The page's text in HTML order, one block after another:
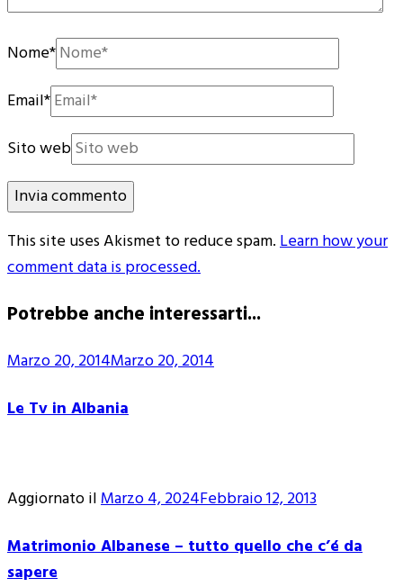
Nome*
Email*
Sito web
This site uses Akismet to reduce spam.Learn how your
comment data is processed.
Potrebbe anche interessarti...
Marzo 20, 2014Marzo 20, 2014
Le Tv in Albania
Aggiornato ilMarzo 4, 2024Febbraio 12, 2013
Matrimonio Albanese – tutto quello che c’é da
sapere